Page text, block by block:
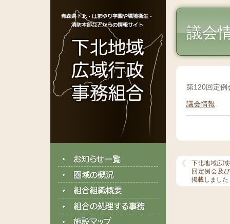
議会
第120回定例
議会情報
下北地域広
回定例会及
掲載しました